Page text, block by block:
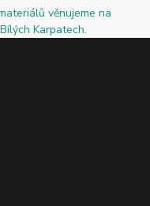
věnujeme na
Karpatech.